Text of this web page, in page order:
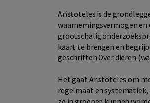
Aristoteles is de
waarnemingsvermogen en
grootschalig
kaart te brengen en
geschriften Over dieren
Het gaat Aristoteles om
regelmaat en systematiek,
ze in groepen kunnen